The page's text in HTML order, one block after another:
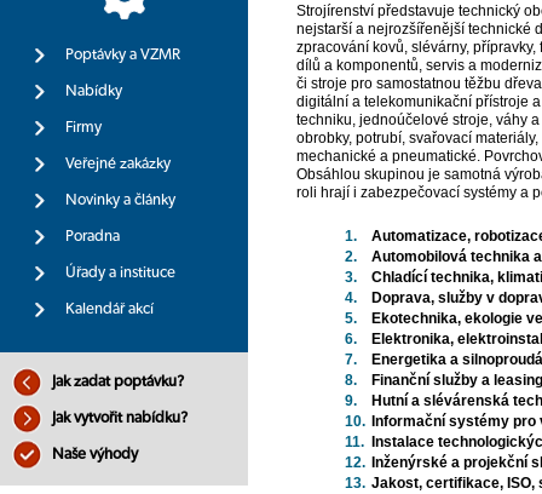
Poptávky a VZMR
Nabídky
Firmy
Veřejné zakázky
Novinky a články
Poradna
Úřady a instituce
Kalendář akcí
Jak zadat poptávku?
Jak vytvořit nabídku?
Naše výhody
Strojírenství představuje technický
nejstarší a nejrozšířenější technické
zpracování kovů, slévárny,
dílů a komponentů, servis a
či stroje pro samostatnou těžbu
digitální a telekomunikační přístroje
techniku, jednoúčelové stroje, váhy
obrobky, potrubí, svařovací
mechanické a pneumatické.
Obsáhlou skupinou je samotná
roli hrají i zabezpečovací systémy a
1.
Automatizace,
2.
Automobilová technika
3.
Chladící technika,
4.
Doprava, služby v
5.
Ekotechnika, ekologie
6.
Elektronika,
7.
Energetika a
8.
Finanční služby a leasing
9.
Hutní a slévárenská
10. Informační systémy
11.
Instalace
12. Inženýrské a projekční
13. Jakost, certifikace, ISO,